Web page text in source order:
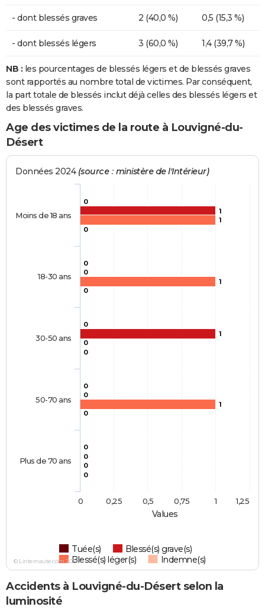
- dont blessés graves 2 (40,0 %) 0,5 (15,3 %)
- dont blessés légers 3 (60,0 %) 1,4 (39,7 %)
NB : les pourcentages de blessés légers et de blessés graves
sont rapportés au nombre total de victimes. Par conséquent,
la part totale de blessés inclut déjà celles des blessés légers et
des blessés graves.
Age des victimes de la route à Louvigné-du-
Désert
Values
Données 2024 (source : ministère de l'Intérieur)
0
0
0
0
0
1
0
1
0
0
1
1
0
1
0
0
0
0
0
0
Tuée(s)
Blessé(s) grave(s)
Blessé(s) léger(s)
Indemne(s)
Moins de 18 ans
18-30 ans
30-50 ans
50-70 ans
Plus de 70 ans
0 1
0,25 0,5 0,75 1,25
© Linternaute.com 2026
Accidents à Louvigné-du-Désert selon la
luminosité